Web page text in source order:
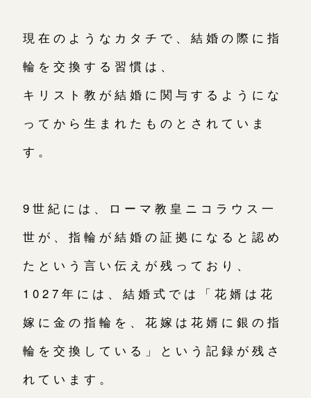
現在のようなカタチで、結婚の際に指
輪を交換する習慣は、
キリスト教が結婚に関与するようにな
ってから生まれたものとされていま
す。
9世紀には、ローマ教皇ニコラウス一
世が、指輪が結婚の証拠になると認め
たという言い伝えが残っており、
1027年には、結婚式では「花婿は花
嫁に金の指輪を、花嫁は花婿に銀の指
輪を交換している」という記録が残さ
れています。